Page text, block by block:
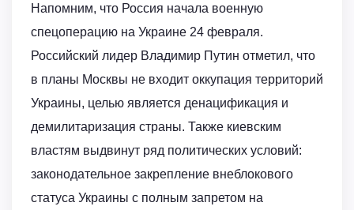
Напомним, что Россия начала военную
спецоперацию на Украине 24 февраля.
Российский лидер Владимир Путин отметил, что
в планы Москвы не входит оккупация территорий
Украины, целью является денацификация и
демилитаризация страны. Также киевским
властям выдвинут ряд политических условий:
законодательное закрепление внеблокового
статуса Украины с полным запретом на